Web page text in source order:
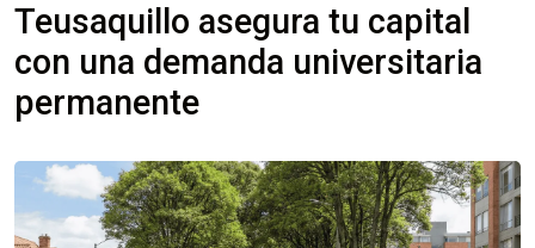
Teusaquillo asegura tu capital
con una demanda universitaria
permanente